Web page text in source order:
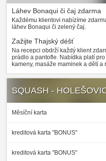
Láhev Bonaqui či čaj zdarma
Každému klientovi nabízíme
láhev Bonaqui či zelený čaj.
Zažijte Thajský déšť
Na recepci obdrží každý klient
prádlo a pantofle. Nabídka platí
kameny, masáže maminek a dětí a
SQUASH -
Měsíční karta
kreditová karta "BONUS"
kreditová karta "BONUS"